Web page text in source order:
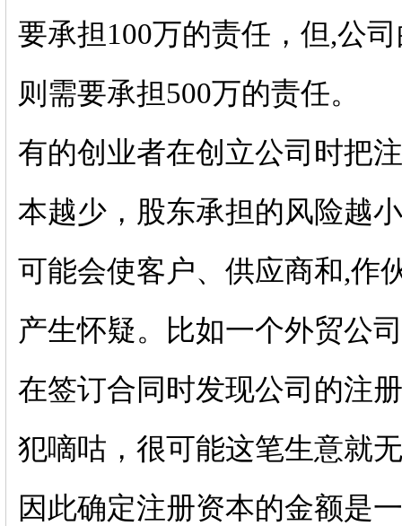
要承担100万的责任，但,公
则需要承担500万的责任。
有的创业者在创立公司时把
本越少，股东承担的风险越
可能会使客户、供应商和,作
产生怀疑。比如一个外贸公
在签订合同时发现公司的注
犯嘀咕，很可能这笔生意就
因此确定注册资本的金额是